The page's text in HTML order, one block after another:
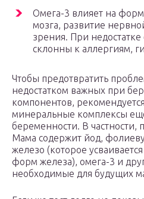
Омега-3 влияет на
мозга, развитие
зрения. При
склонны к аллергиям,
Чтобы предотвратить
недостатком важных при
компонентов,
минеральные комплексы
беременности. В частности,
Мама содержит йод,
железо (которое
форм железа), омега-3 и
необходимые для будущих